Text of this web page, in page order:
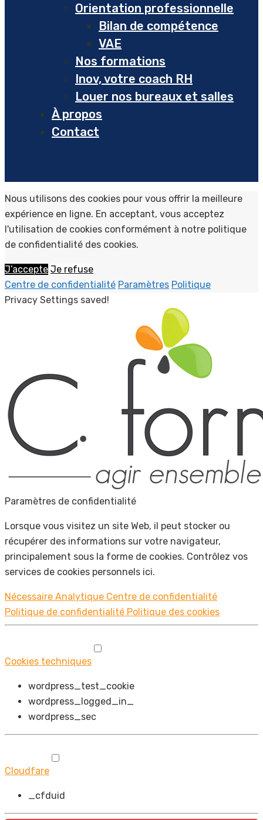
Orientation professionnelle
Bilan de compétence
VAE
Nos formations
Inov, votre coach RH
Louer nos bureaux et salles
À propos
Contact
Nous utilisons des cookies pour vous offrir la meilleure
expérience en ligne. En acceptant, vous acceptez
l'utilisation de cookies conformément à notre politique
de confidentialité des cookies.
J’accepte Je refuse
Centre de confidentialité Paramètres Politique
Privacy Settings saved!
Paramètres de confidentialité
Lorsque vous visitez un site Web, il peut stocker ou
récupérer des informations sur votre navigateur,
principalement sous la forme de cookies. Contrôlez vos
services de cookies personnels ici.
Nécessaire Analytique Centre de confidentialité
Politique de confidentialité Politique des cookies
Cookies techniques
wordpress_test_cookie
wordpress_logged_in_
wordpress_sec
Cloudfare
_cfduid